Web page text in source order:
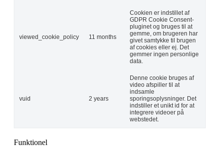
viewed_cookie_policy 11 months
Cookien er indstillet af
GDPR Cookie Consent-
pluginet og bruges til at
gemme, om brugeren har
givet samtykke til brugen
af cookies eller ej. Det
gemmer ingen personlige
data.
vuid 2 years
Denne cookie bruges af
video afspiller til at
indsamle
sporingsoplysninger. Det
indstiller et unikt id for at
integrere videoer på
webstedet.
Funktionel